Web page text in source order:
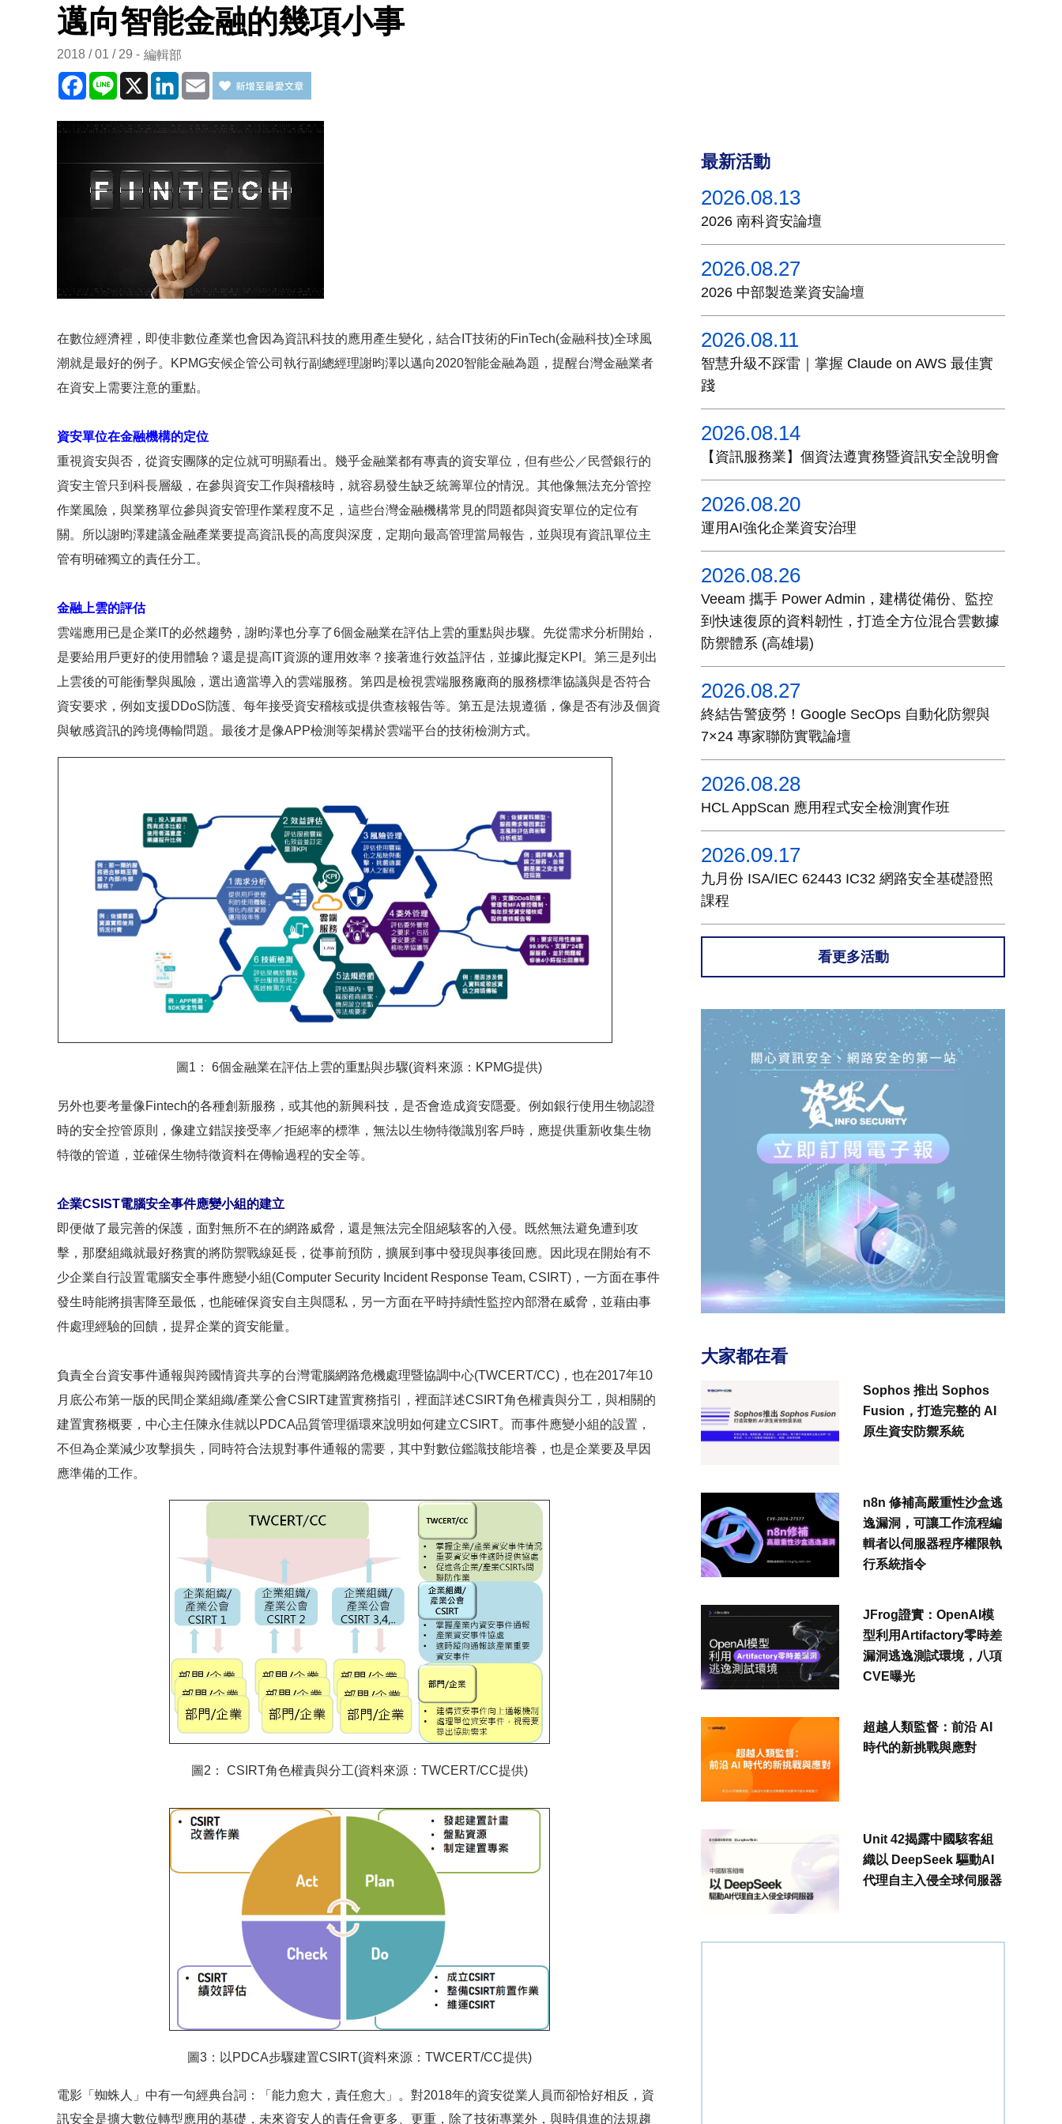
邁向智能金融的幾項小事
2018 / 01 / 29 編輯部
Facebook
Line X LinkedInEmail
在數位經濟裡，即使非數位產業也會因為資訊科技的應用產生變化，結合IT技術的FinTech(金融科技)全球風
潮就是最好的例子。KPMG安候企管公司執行副總經理謝昀澤以邁向2020智能金融為題，提醒台灣金融業者
在資安上需要注意的重點。
資安單位在金融機構的定位
重視資安與否，從資安團隊的定位就可明顯看出。幾乎金融業都有專責的資安單位，但有些公／民營銀行的
資安主管只到科長層級，在參與資安工作與稽核時，就容易發生缺乏統籌單位的情況。其他像無法充分管控
作業風險，與業務單位參與資安管理作業程度不足，這些台灣金融機構常見的問題都與資安單位的定位有
關。所以謝昀澤建議金融產業要提高資訊長的高度與深度，定期向最高管理當局報告，並與現有資訊單位主
管有明確獨立的責任分工。
金融上雲的評估
雲端應用已是企業IT的必然趨勢，謝昀澤也分享了6個金融業在評估上雲的重點與步驟。先從需求分析開始，
是要給用戶更好的使用體驗？還是提高IT資源的運用效率？接著進行效益評估，並據此擬定KPI。第三是列出
上雲後的可能衝擊與風險，選出適當導入的雲端服務。第四是檢視雲端服務廠商的服務標準協議與是否符合
資安要求，例如支援DDoS防護、每年接受資安稽核或提供查核報告等。第五是法規遵循，像是否有涉及個資
與敏感資訊的跨境傳輸問題。最後才是像APP檢測等架構於雲端平台的技術檢測方式。
圖1： 6個金融業在評估上雲的重點與步驟(資料來源：KPMG提供)
另外也要考量像Fintech的各種創新服務，或其他的新興科技，是否會造成資安隱憂。例如銀行使用生物認證
時的安全控管原則，像建立錯誤接受率／拒絕率的標準，無法以生物特徵識別客戶時，應提供重新收集生物
特徵的管道，並確保生物特徵資料在傳輸過程的安全等。
企業CSIST電腦安全事件應變小組的建立
即便做了最完善的保護，面對無所不在的網路威脅，還是無法完全阻絕駭客的入侵。既然無法避免遭到攻
擊，那麼組織就最好務實的將防禦戰線延長，從事前預防，擴展到事中發現與事後回應。因此現在開始有不
少企業自行設置電腦安全事件應變小組(Computer Security Incident Response Team, CSIRT)，一方面在事件
發生時能將損害降至最低，也能確保資安自主與隱私，另一方面在平時持續性監控內部潛在威脅，並藉由事
件處理經驗的回饋，提昇企業的資安能量。
負責全台資安事件通報與跨國情資共享的台灣電腦網路危機處理暨協調中心(TWCERT/CC)，也在2017年10
月底公布第一版的民間企業組織/產業公會CSIRT建置實務指引，裡面詳述CSIRT角色權責與分工，與相關的
建置實務概要，中心主任陳永佳就以PDCA品質管理循環來說明如何建立CSIRT。而事件應變小組的設置，
不但為企業減少攻擊損失，同時符合法規對事件通報的需要，其中對數位鑑識技能培養，也是企業要及早因
應準備的工作。
圖2： CSIRT角色權責與分工(資料來源：TWCERT/CC提供)
圖3：以PDCA步驟建置CSIRT(資料來源：TWCERT/CC提供)
電影「蜘蛛人」中有一句經典台詞：「能力愈大，責任愈大」。對2018年的資安從業人員而卻恰好相反，資
訊安全是擴大數位轉型應用的基礎，未來資安人的責任會更多、更重，除了技術專業外，與時俱進的法規趨
最新活動
2026.08.13
2026 南科資安論壇
2026.08.27
2026 中部製造業資安論壇
2026.08.11
智慧升級不踩雷｜掌握 Claude on AWS 最佳實
踐
2026.08.14
【資訊服務業】個資法遵實務暨資訊安全說明會
2026.08.20
運用AI強化企業資安治理
2026.08.26
Veeam 攜手 Power Admin，建構從備份、監控
到快速復原的資料韌性，打造全方位混合雲數據
防禦體系 (高雄場)
2026.08.27
終結告警疲勞！Google SecOps 自動化防禦與
7×24 專家聯防實戰論壇
2026.08.28
HCL AppScan 應用程式安全檢測實作班
2026.09.17
九月份 ISA/IEC 62443 IC32 網路安全基礎證照
課程
看更多活動
大家都在看
Sophos 推出 Sophos
Fusion，打造完整的 AI
原生資安防禦系統
n8n 修補高嚴重性沙盒逃
逸漏洞，可讓工作流程編
輯者以伺服器程序權限執
行系統指令
JFrog證實：OpenAI模
型利用Artifactory零時差
漏洞逃逸測試環境，八項
CVE曝光
超越人類監督：前沿 AI
時代的新挑戰與應對
Unit 42揭露中國駭客組
織以 DeepSeek 驅動AI
代理自主入侵全球伺服器